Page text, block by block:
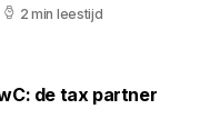
2 min leestijd
de tax partner